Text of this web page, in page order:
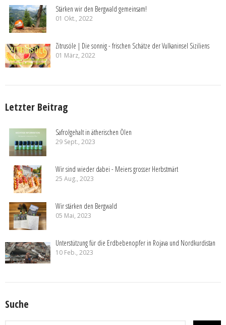
Stärken wir den Bergwald gemeinsam!
01 Okt., 2022
Zitrusöle | Die sonnig - frischen Schätze der Vulkaninsel Siziliens
01 März, 2022
Letzter Beitrag
Safrolgehalt in ätherischen Ölen
29 Sept., 2023
Wir sind wieder dabei - Meiers grosser Herbstmärt
25 Aug., 2023
Wir stärken den Bergwald
05 Mai, 2023
Unterstützung für die Erdbebenopfer in Rojava und Nordkurdistan
10 Feb., 2023
Suche